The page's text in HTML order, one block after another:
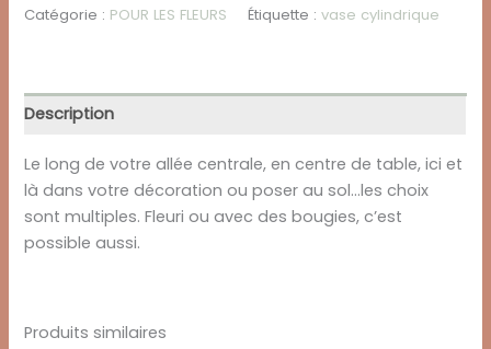
CYLINDRIQUE
90
Catégorie : POUR LES FLEURS Étiquette :vase cylindrique
Description
Le long de votre allée centrale, en centre de table, ici et
là dans votre décoration ou poser au sol…les choix
sont multiples. Fleuri ou avec des bougies, c’est
possible aussi.
Produits similaires